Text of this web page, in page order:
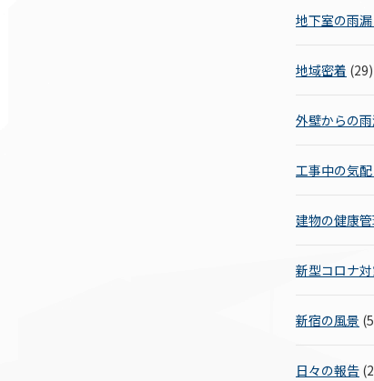
地下室の雨漏
地域密着 (29)
外壁からの雨
工事中の気配
建物の健康
新型コロナ
新宿の風景
日々の報告